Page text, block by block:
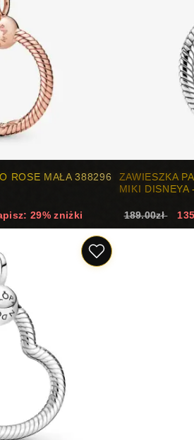
ROSE MAŁA 388296
29% zniżki
ZAWIESZKA
MIKI DISNEYA
189.00zł